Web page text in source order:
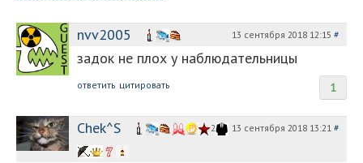
nvv2005 13 сентября 2018 12:15 #
задок не плох у наблюдательницы
1
ответить цитировать
Chek^S 13 сентября 2018 13:21 #
2